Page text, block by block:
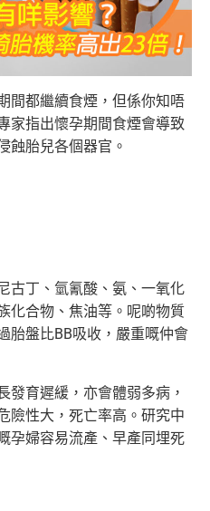
間都繼續食煙，但係你知唔
家指出懷孕期間食煙會導致
蝕胎兒各個器官。
古丁、氫氰酸、氨、一氧化
化合物、焦油等。呢啲物質
胎盤比BB吸收，嚴重嘅仲會
發育遲緩，亦會體弱多病，
險性大，死亡率高。研究中
孕婦容易流產、早產同埋死